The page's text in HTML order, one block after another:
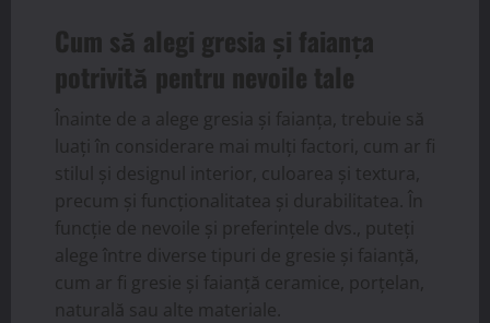
Cum să alegi gresia și faianța
potrivită pentru nevoile tale
Înainte de a alege gresia și faianța, trebuie să
luați în considerare mai mulți factori, cum ar fi
stilul și designul interior, culoarea și textura,
precum și funcționalitatea și durabilitatea. În
funcție de nevoile și preferințele dvs., puteți
alege între diverse tipuri de gresie și faianță,
cum ar fi gresie și faianță ceramice, porțelan,
naturală sau alte materiale.